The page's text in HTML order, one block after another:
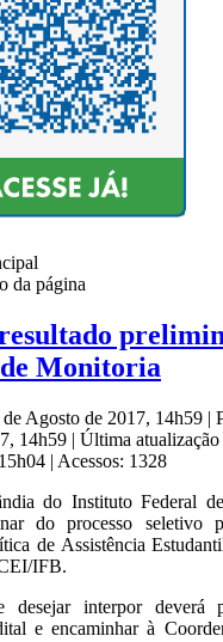
da página
Monitoria
Agosto de 2017, 14h59 |
14h59 | Última
| Acessos: 1328
do Instituto Federal
do processo seletivo
de Assistência
IFB.
desejar interpor deverá
e encaminhar à